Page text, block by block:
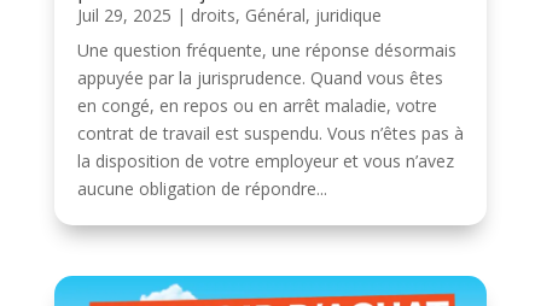
Juil 29, 2025 | droits, Général, juridique
Une question fréquente, une réponse désormais
appuyée par la jurisprudence. Quand vous êtes
en congé, en repos ou en arrêt maladie, votre
contrat de travail est suspendu. Vous n’êtes pas à
la disposition de votre employeur et vous n’avez
aucune obligation de répondre...